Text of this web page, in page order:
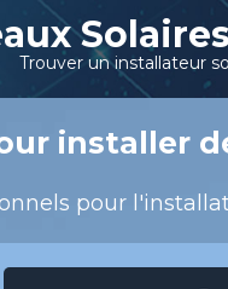
Solaires
Trouver un installateur
installer
pour